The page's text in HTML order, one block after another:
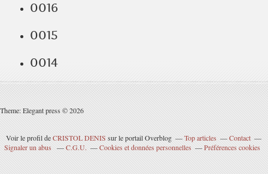
0016
0015
0014
Theme: Elegant press © 2026
Voir le profil deCRISTOL DENIS sur le portail Overblog Top articles
Contact
Signaler un abus
C.G.U. Cookies et données personnelles Préférences cookies